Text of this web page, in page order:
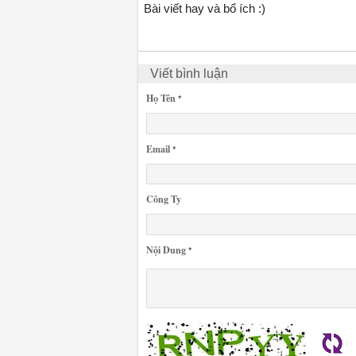
Bài viết hay và bổ ích :)
Viết bình luận
Họ Tên *
Email *
Công Ty
Nội Dung *